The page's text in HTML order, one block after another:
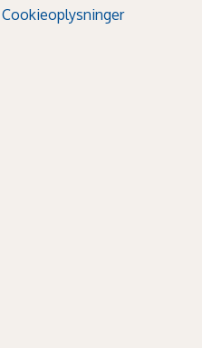
Cookieoplysninger